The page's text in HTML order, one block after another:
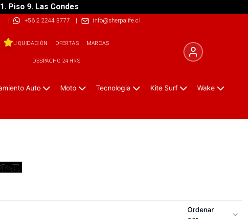
Piso 9. Las Condes
| +56 2 2244 3777 | info@sherpalife.cl
LIQUIDACIÓN OFERTAS MARCAS
DESPACHO 24 HRS
Auto Moto Tecnologia Kite Surf Wake
Ordenar